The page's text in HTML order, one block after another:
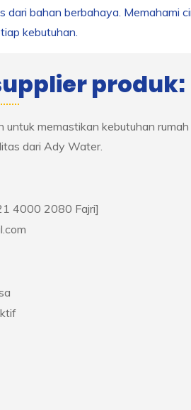
dari bahan berbahaya. Memahami
kebutuhan.
produk:
untuk memastikan kebutuhan
dari Ady Water.
4000 2080 Fajri]